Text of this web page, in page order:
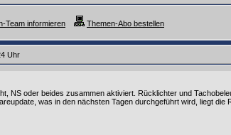
Team informieren Themen-Abo bestellen
Uhr
NS oder beides zusammen aktiviert. Rücklichter und
was in den nächsten Tagen durchgeführt wird, liegt die